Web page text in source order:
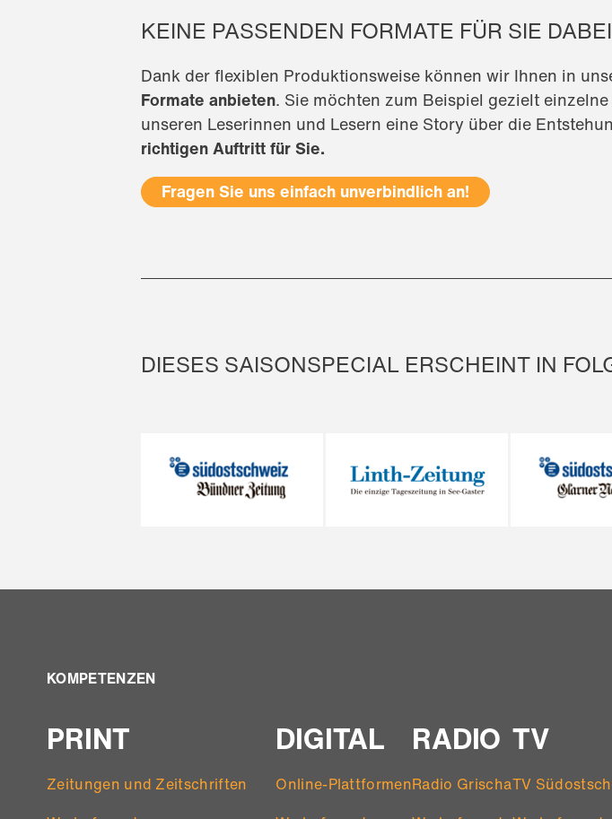
KEINE PASSENDEN FORMATE FÜR SIE
Dank der flexiblen Produktionsweise können wir Ihnen in
Formate anbieten. Sie möchten zum Beispiel gezielt
unseren Leserinnen und Lesern eine Story über die
richtigen Auftritt für Sie.
Fragen Sie uns einfach unverbindlich an!
DIESES SAISONSPECIAL ERSCHEINT IN
KOMPETENZEN
PRINT
Zeitungen und Zeitschriften
DIGITAL
Online-Plattformen
RADIO
Radio Grischa
TV
TV